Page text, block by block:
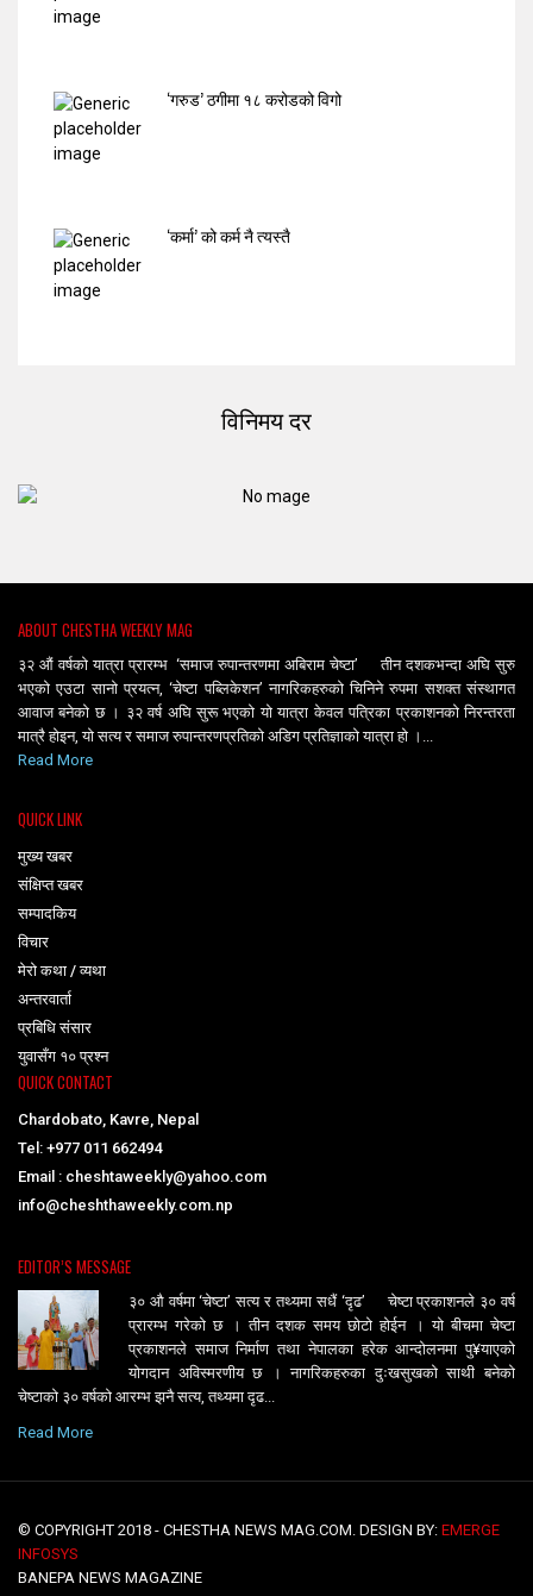
‘गरुड’ ठगीमा १८ करोडको विगो
‘कर्मा’ को कर्म नै त्यस्तै
विनिमय दर
ABOUT CHESTHA WEEKLY MAG
३२ औं वर्षको यात्रा प्रारम्भ ‘समाज रुपान्तरणमा अबिराम चेष्टा’ तीन दशकभन्दा अघि सुरु
भएको एउटा सानो प्रयत्न, ‘चेष्टा पब्लिकेशन’ नागरिकहरुको चिनिने रुपमा सशक्त संस्थागत
आवाज बनेको छ । ३२ वर्ष अघि सुरू भएको यो यात्रा केवल पत्रिका प्रकाशनको निरन्तरता
मात्रै होइन, यो सत्य र समाज रुपान्तरणप्रतिको अडिग प्रतिज्ञाको यात्रा हो ।...
Read More
QUICK LINK
मुख्य खबर
संक्षिप्त खबर
सम्पादकिय
विचार
मेरो कथा / व्यथा
अन्तरवार्ता
प्रबिधि संसार
युवासँग १० प्रश्न
QUICK CONTACT
Chardobato, Kavre, Nepal
Tel: +977 011 662494
Email : cheshtaweekly@yahoo.com
info@cheshthaweekly.com.np
EDITOR’S MESSAGE
३० औ वर्षमा ‘चेष्टा’ सत्य र तथ्यमा सधैं ‘दृढ’ चेष्टा प्रकाशनले ३० वर्ष
प्रारम्भ गरेको छ । तीन दशक समय छोटो होईन । यो बीचमा चेष्टा
प्रकाशनले समाज निर्माण तथा नेपालका हरेक आन्दोलनमा पु¥याएको
योगदान अविस्मरणीय छ । नागरिकहरुका दुःखसुखको साथी बनेको
चेष्टाको ३० वर्षको आरम्भ झनै सत्य, तथ्यमा दृढ...
Read More
© COPYRIGHT 2018 - CHESTHA NEWS MAG.COM. DESIGN BY: EMERGE
INFOSYS
BANEPA NEWS MAGAZINE